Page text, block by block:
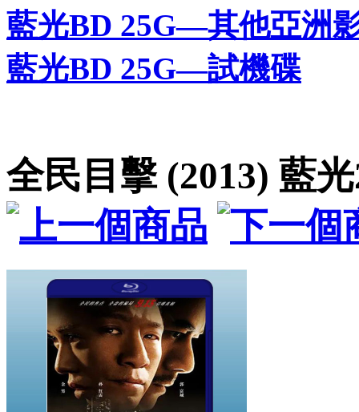
藍光BD 25G—其他亞洲
藍光BD 25G—試機碟
全民目擊 (2013) 藍